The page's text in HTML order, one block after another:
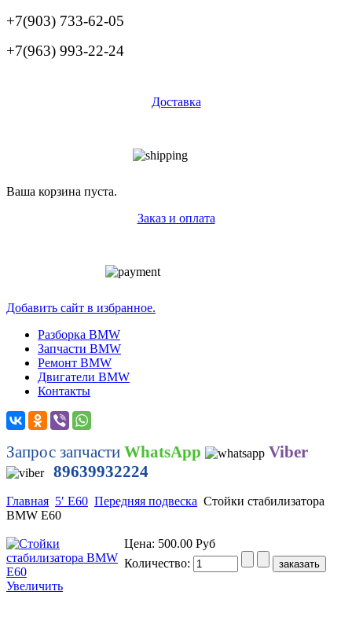
+7(903) 733-62-05
+7(963) 993-22-24
Доставка
Ваша корзина пуста.
Заказ и оплата
Добавить сайт в избранное.
Разборка BMW
Запчасти BMW
Ремонт BMW
Двигатели BMW
Контакты
Запрос запчасти WhatsApp
Viber
89639932224
Главная 5′ E60 Передняя подвеска Стойки стабилизатора
BMW E60
Увеличить
Цена: 500.00 Руб
Количество: